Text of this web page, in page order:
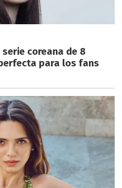
coreana de 8
para los fans